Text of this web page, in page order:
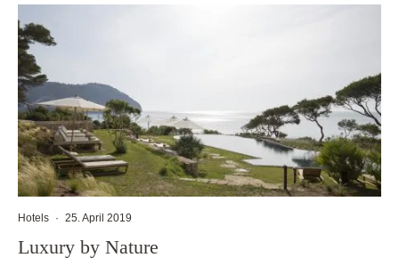
Hotels · 25. April 2019
Luxury by Nature